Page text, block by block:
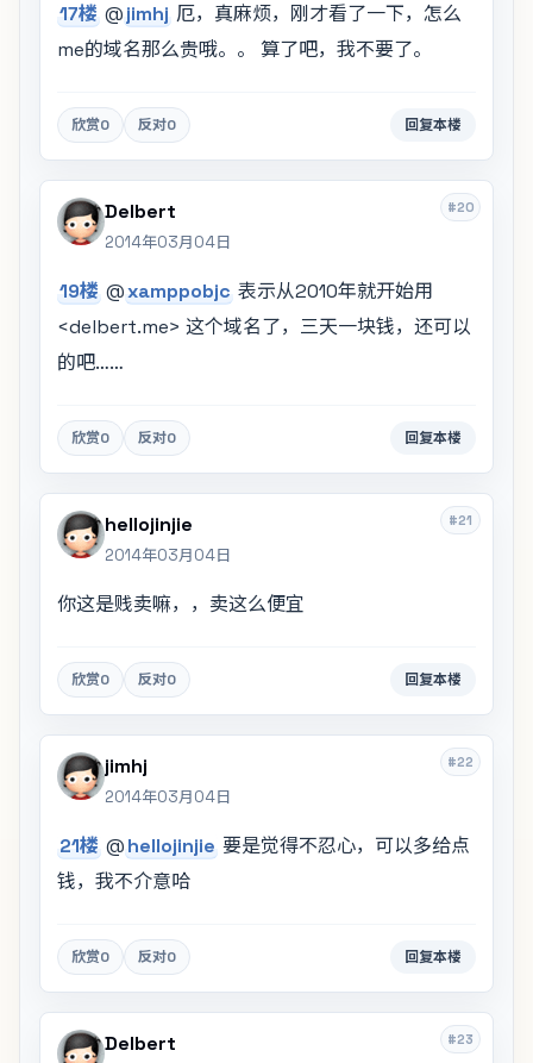
17楼 @jimhj 厄，真麻烦，刚才看了一下，怎么
me的域名那么贵哦。。 算了吧，我不要了。
欣赏0 反对0 回复本楼
#20
Delbert
2014年03月04日
19楼 @xamppobjc 表示从2010年就开始用
<delbert.me> 这个域名了，三天一块钱，还可以
的吧……
欣赏0 反对0 回复本楼
#21
hellojinjie
2014年03月04日
你这是贱卖嘛，，卖这么便宜
欣赏0 反对0 回复本楼
#22
jimhj
2014年03月04日
21楼 @hellojinjie 要是觉得不忍心，可以多给点
钱，我不介意哈
欣赏0 反对0 回复本楼
#23
Delbert